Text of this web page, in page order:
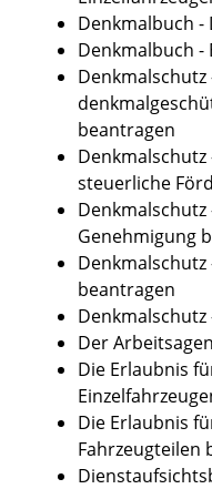
Denkmalbuch -
Denkmalbuch -
beantragen
steuerliche
Genehmigung
beantragen
Der
Die Erlaubnis
Die Erlaubnis
Fahrzeugteilen